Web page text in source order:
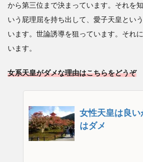
から第三位まで決まっています。それを
いう屁理屈を持ち出して、愛子天皇とい
います。世論誘導を狙っています。それ
います。
女系天皇がダメな理由はこちらをどうぞ
女性天皇は良
はダメ